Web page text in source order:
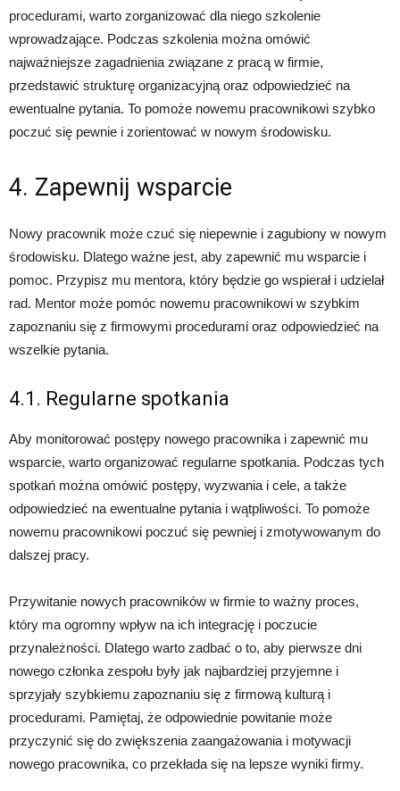
procedurami, warto zorganizować dla niego szkolenie
wprowadzające. Podczas szkolenia można omówić
najważniejsze zagadnienia związane z pracą w firmie,
przedstawić strukturę organizacyjną oraz odpowiedzieć na
ewentualne pytania. To pomoże nowemu pracownikowi szybko
poczuć się pewnie i zorientować w nowym środowisku.
4. Zapewnij wsparcie
Nowy pracownik może czuć się niepewnie i zagubiony w nowym
środowisku. Dlatego ważne jest, aby zapewnić mu wsparcie i
pomoc. Przypisz mu mentora, który będzie go wspierał i udzielał
rad. Mentor może pomóc nowemu pracownikowi w szybkim
zapoznaniu się z firmowymi procedurami oraz odpowiedzieć na
wszelkie pytania.
4.1. Regularne spotkania
Aby monitorować postępy nowego pracownika i zapewnić mu
wsparcie, warto organizować regularne spotkania. Podczas tych
spotkań można omówić postępy, wyzwania i cele, a także
odpowiedzieć na ewentualne pytania i wątpliwości. To pomoże
nowemu pracownikowi poczuć się pewniej i zmotywowanym do
dalszej pracy.
Przywitanie nowych pracowników w firmie to ważny proces,
który ma ogromny wpływ na ich integrację i poczucie
przynależności. Dlatego warto zadbać o to, aby pierwsze dni
nowego członka zespołu były jak najbardziej przyjemne i
sprzyjały szybkiemu zapoznaniu się z firmową kulturą i
procedurami. Pamiętaj, że odpowiednie powitanie może
przyczynić się do zwiększenia zaangażowania i motywacji
nowego pracownika, co przekłada się na lepsze wyniki firmy.